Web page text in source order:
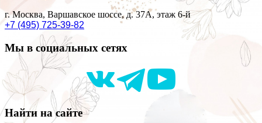
г. Москва, Варшавское шоссе, д. 37А, этаж 6-й
+7 (495) 725-39-82
Мы в социальных сетях
Найти на сайте